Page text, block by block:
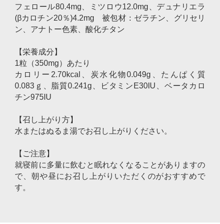
フェロール80.4mg、ミツロウ12.0mg、デュナリエラ
(βカロチン20％)4.2mg 被包材：ゼラチン、グリセリ
ン、アナトー色素、酸化チタン
【栄養成分】
1粒（350mg）あたり
カロリー2.70kcal、炭水化物0.049g、たんぱく質
0.083ｇ、脂質0.241g、ビタミンE30IU、ベータカロ
チン975IU
【召し上がり方】
水またはぬるま湯でお召し上がりください。
【ご注意】
就寝前に多量に飲むと眠れなくなることがありますの
で、朝や昼にお召し上がりいただくのがおすすめで
す。